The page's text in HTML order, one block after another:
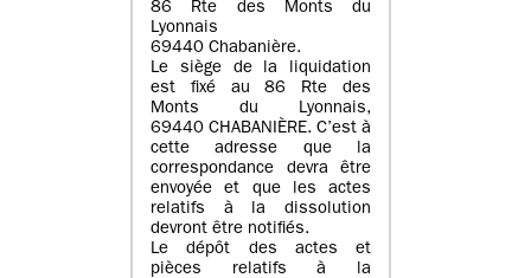
86 Rte des Monts du
Lyonnais
69440 Chabanière.
Le siège de la liquidation
est fixé au 86 Rte des
Monts du Lyonnais,
69440 CHABANIÈRE. C’est à
cette adresse que la
correspondance devra être
envoyée et que les actes
relatifs à la dissolution
devront être notifiés.
Le dépôt des actes et
pièces relatifs à la